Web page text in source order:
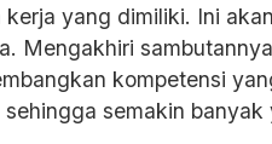
yang dimiliki. Ini
Mengakhiri
kompetensi
semakin